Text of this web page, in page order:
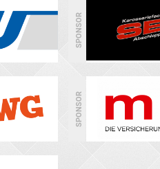
SPONSOR
SPONSOR